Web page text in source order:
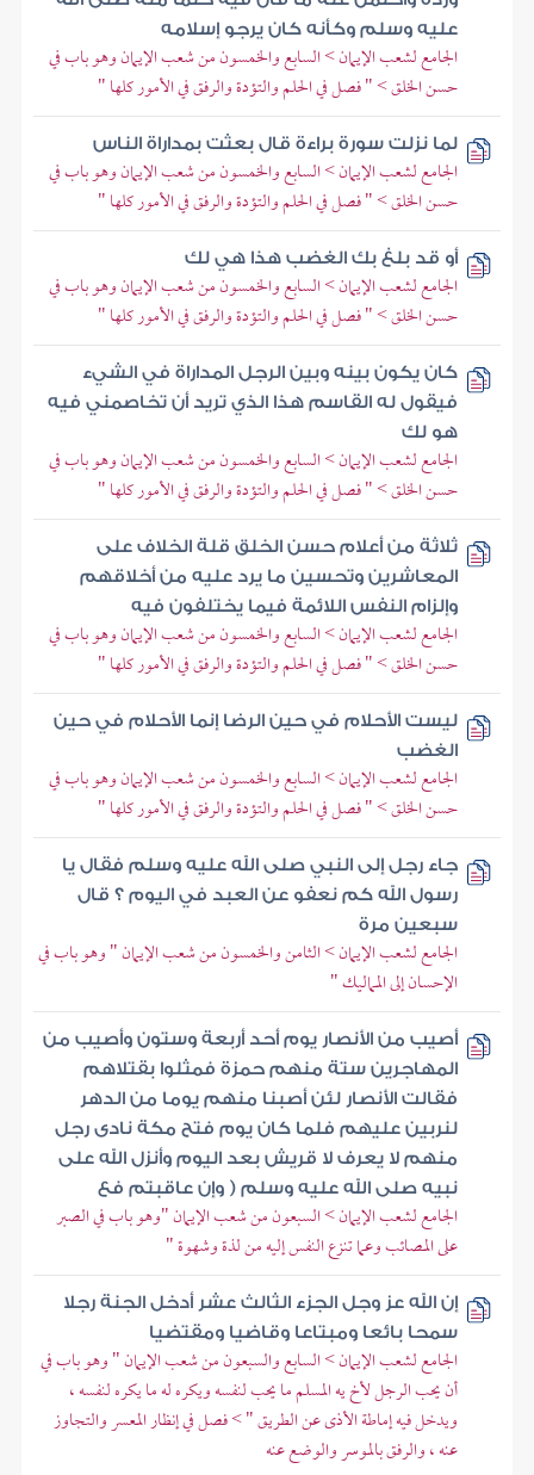
عليه وسلم وكأنه كان يرجو إسلامه
الجامع لشعب الإيمان > السابع والخمسون من شعب الإيمان وهو باب في
حسن الخلق > " فصل في الحلم والتؤدة والرفق في الأمور كلها "
لما نزلت سورة براءة قال بعثت بمداراة الناس
الجامع لشعب الإيمان > السابع والخمسون من شعب الإيمان وهو باب في
حسن الخلق > " فصل في الحلم والتؤدة والرفق في الأمور كلها "
أو قد بلغ بك الغضب هذا هي لك
الجامع لشعب الإيمان > السابع والخمسون من شعب الإيمان وهو باب في
حسن الخلق > " فصل في الحلم والتؤدة والرفق في الأمور كلها "
كان يكون بينه وبين الرجل المداراة في الشيء
فيقول له القاسم هذا الذي تريد أن تخاصمني فيه
هو لك
الجامع لشعب الإيمان > السابع والخمسون من شعب الإيمان وهو باب في
حسن الخلق > " فصل في الحلم والتؤدة والرفق في الأمور كلها "
ثلاثة من أعلام حسن الخلق قلة الخلاف على
المعاشرين وتحسين ما يرد عليه من أخلاقهم
وإلزام النفس اللائمة فيما يختلفون فيه
الجامع لشعب الإيمان > السابع والخمسون من شعب الإيمان وهو باب في
حسن الخلق > " فصل في الحلم والتؤدة والرفق في الأمور كلها "
ليست الأحلام في حين الرضا إنما الأحلام في حين
الغضب
الجامع لشعب الإيمان > السابع والخمسون من شعب الإيمان وهو باب في
حسن الخلق > " فصل في الحلم والتؤدة والرفق في الأمور كلها "
جاء رجل إلى النبي صلى الله عليه وسلم فقال يا
رسول الله كم نعفو عن العبد في اليوم ؟ قال
سبعين مرة
الجامع لشعب الإيمان > الثامن والخمسون من شعب الإيمان " وهو باب في
الإحسان إلى المماليك "
أصيب من الأنصار يوم أحد أربعة وستون وأصيب من
المهاجرين ستة منهم حمزة فمثلوا بقتلاهم
فقالت الأنصار لئن أصبنا منهم يوما من الدهر
لنربين عليهم فلما كان يوم فتح مكة نادى رجل
منهم لا يعرف لا قريش بعد اليوم وأنزل الله على
نبيه صلى الله عليه وسلم ( وإن عاقبتم فع
الجامع لشعب الإيمان > السبعون من شعب الإيمان "وهو باب في الصبر
على المصائب وعما تنزع النفس إليه من لذة وشهوة "
إن الله عز وجل الجزء الثالث عشر أدخل الجنة رجلا
سمحا بائعا ومبتاعا وقاضيا ومقتضيا
الجامع لشعب الإيمان > السابع والسبعون من شعب الإيمان " وهو باب في
أن يحب الرجل لأخ يه المسلم ما يحب لنفسه ويكره له ما يكره لنفسه ،
ويدخل فيه إماطة الأذى عن الطريق " > فصل في إنظار المعسر والتجاوز
عنه ، والرفق بالموسر والوضع عنه